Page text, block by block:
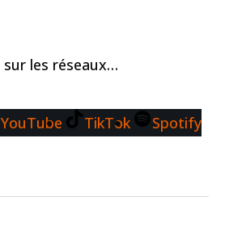
sur les réseaux…
YouTube TikTok Spotify